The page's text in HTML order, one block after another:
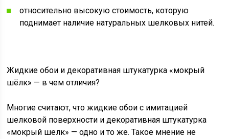
относительно высокую стоимость, которую
поднимает наличие натуральных шелковых нитей.
Жидкие обои и декоративная штукатурка «мокрый
шёлк» — в чем отличия?
Многие считают, что жидкие обои с имитацией
шелковой поверхности и декоративная штукатурка
«мокрый шелк» — одно и то же. Такое мнение не